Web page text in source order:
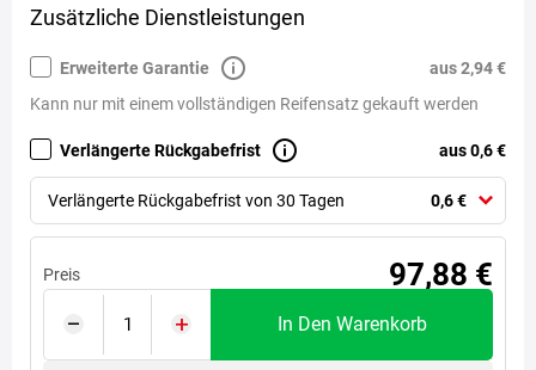
Zusätzliche Dienstleistungen
Erweiterte Garantie
Kann nur mit einem vollständigen Reifensatz gekauft werden
aus 2,94 €
Verlängerte Rückgabefrist
Verlängerte Rückgabefrist von 30 Tagen 0,6 €
aus 0,6 €
Preis 97,88 €
In Den Warenkorb